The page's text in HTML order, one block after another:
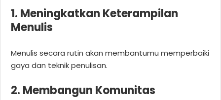
1. Meningkatkan Keterampilan
Menulis
Menulis secara rutin akan membantumu memperbaiki
gaya dan teknik penulisan.
2. Membangun Komunitas